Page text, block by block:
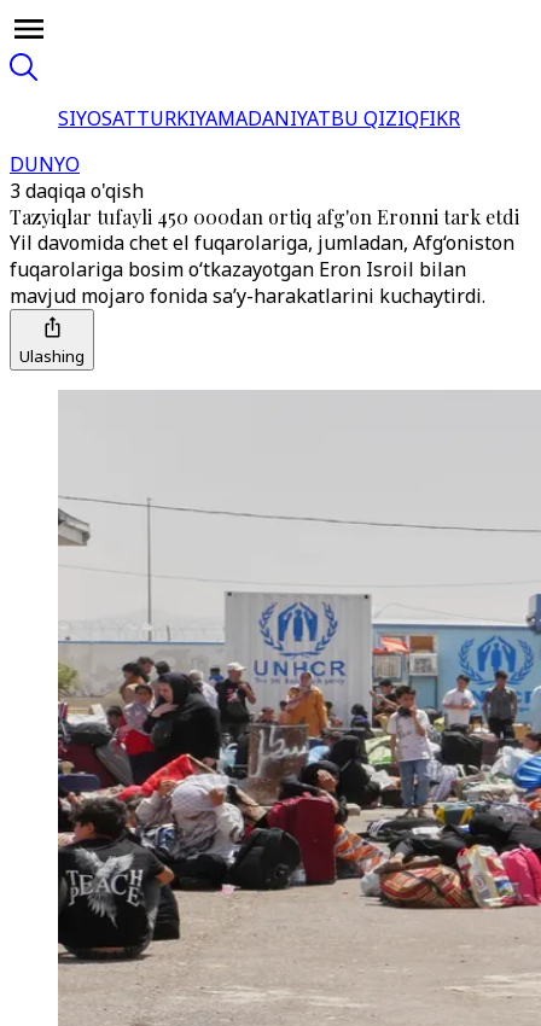
SIYOSATTURKIYAMADANIYATBU QIZIQFIKR
DUNYO
3 daqiqa o'qish
Tazyiqlar tufayli 450 000dan ortiq afg'on Eronni tark etdi
Yil davomida chet el fuqarolariga, jumladan, Afg‘oniston
fuqarolariga bosim o‘tkazayotgan Eron Isroil bilan
mavjud mojaro fonida sa’y-harakatlarini kuchaytirdi.
Ulashing